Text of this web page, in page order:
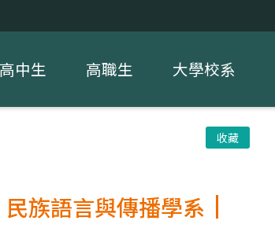
高中生 高職生 大學校系
收藏
民族語言與傳播學系